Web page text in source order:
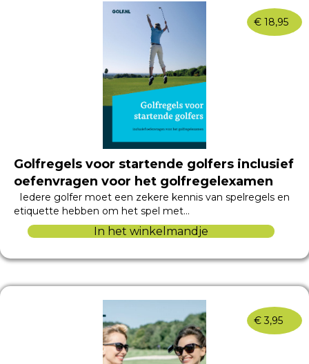
€ 18,95
Golfregels voor startende golfers inclusief
oefenvragen voor het golfregelexamen
Iedere golfer moet een zekere kennis van spelregels en
etiquette hebben om het spel met…
In het winkelmandje
€ 3,95